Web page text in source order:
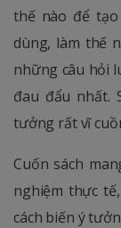
thế nào để
dùng, làm thế
những câu hỏi
đau đẩu nhất.
tưởng rất vĩ
Cuốn sách
nghiệm thực
cách biến ý